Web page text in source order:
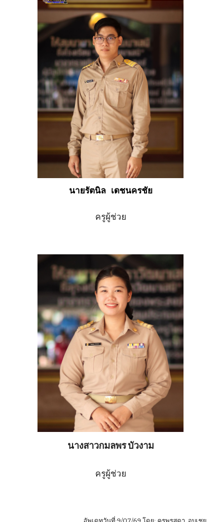
นายรัตนิล เดชนครชัย
ครูผู้ช่วย
นางสาวกมลพร บัวงาม
ครูผู้ช่วย